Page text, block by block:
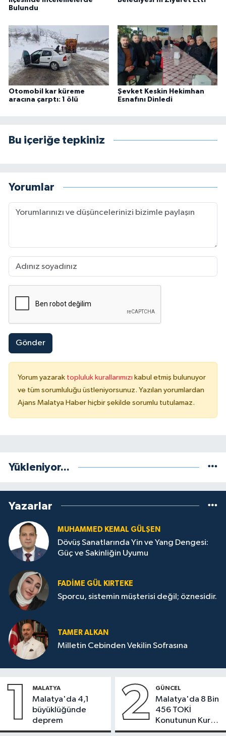
Bulundu
Otomobil kar küreme
aracına çarptı: 1 ölü
Şevket Keskin Hekimhan
Esnafını Dinledi
Bu içeriğe tepkiniz
Yorumlar
Gönder
Yorum yazarak topluluk kurallarımızı kabul etmiş bulunuyor
ve tüm sorumluluğu üstleniyorsunuz. Yazılan yorumlardan
Ajans Malatya Haber hiçbir şekilde sorumlu tutulamaz.
Yükleniyor...
Yazarlar
MUHAMMED KEMAL GÜLŞEN
Dövüş Sanatlarında Yin ve Yang Dengesi:
Güç ve Sakinliğin Uyumu
FADIME GÜL KIRTEKE
Sporcu, sistemin müşterisi değil; öznesidir.
TAMER ALKAN
Milletin Cebinden Vekilin Sofrasına
1 MALATYA
Malatya'da 4,1
büyüklüğünde
deprem
2 GÜNCEL
Malatya'da 8 Bin
456 TOKİ
Konutunun Kurası
Bugün Çekiliyor